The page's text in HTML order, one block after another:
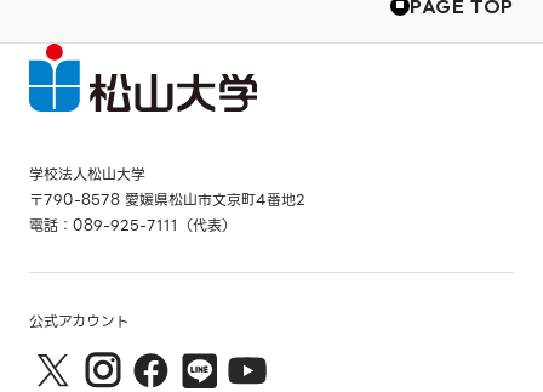
PAGE TOP
学校法人松山大学
〒790-8578 愛媛県松山市文京町4番地2
電話：089-925-7111（代表）
公式アカウント